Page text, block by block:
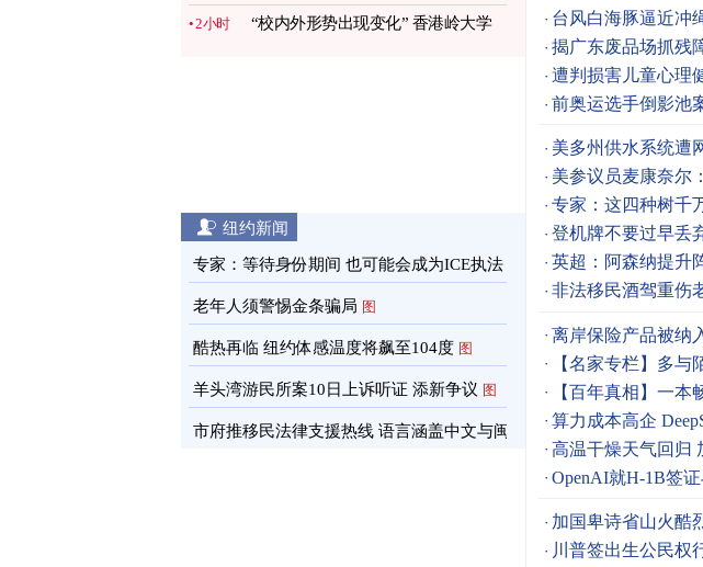
重见天日 图
2小时
“校内外形势出现变化” 香港岭大学
纽约新闻
专家：等待身份期间 也可能会成为ICE执法
目标 图
老年人须警惕金条骗局 图
酷热再临 纽约体感温度将飙至104度 图
羊头湾游民所案10日上诉听证 添新争议 图
市府推移民法律支援热线 语言涵盖中文与闽
台风白海豚逼近冲
揭广东废品场抓残
遭判损害儿童心理
前奥运选手倒影池
美多州供水系统遭
美参议员麦康奈尔
专家：这四种树千
登机牌不要过早丢
英超：阿森纳提升
非法移民酒驾重伤
离岸保险产品被纳
【名家专栏】多
【百年真相】一
算力成本高企
高温干燥天气回归
OpenAI就H-1B签
加国卑诗省山火酷
图川普签出生公民权